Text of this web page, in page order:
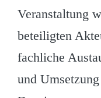
Veranstaltung
beteiligten
fachliche
und